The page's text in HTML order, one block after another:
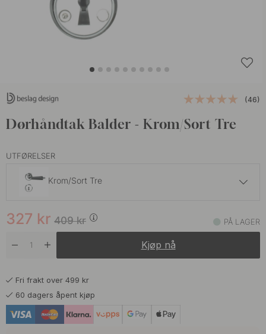
(46)
Dørhåndtak Balder - Krom/Sort Tre
UTFØRELSER
Krom/Sort Tre
Messing/Sort Tre På lager
409kr
327 kr PÅ LAGER
Kjøp nå
Fri frakt over 499 kr
60 dagers åpent kjøp